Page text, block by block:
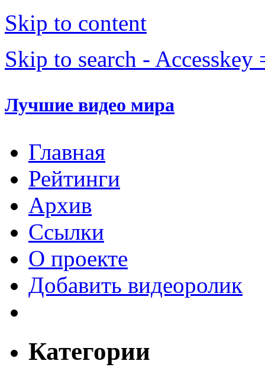
Skip to content
Skip to search - Accesskey
Лучшие видео мира
Главная
Рейтинги
Архив
Ссылки
О проекте
Добавить видеоролик
Категории